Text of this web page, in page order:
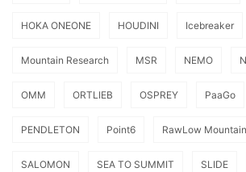
HOKA ONEONE HOUDINI Icebreaker
Mountain Research MSR NEMO
OMM ORTLIEB OSPREY PaaGo
PENDLETON Point6 RawLow
SALOMON SEA TO SUMMIT SLIDE